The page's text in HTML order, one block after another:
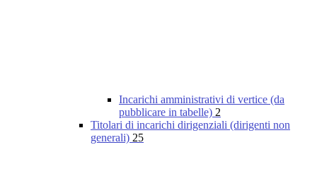
Incarichi amministrativi di vertice (da
pubblicare in tabelle) 2
Titolari di incarichi dirigenziali (dirigenti non
generali) 25